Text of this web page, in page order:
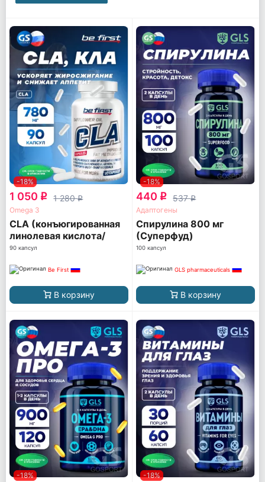
-18%
1 050 q 1 280q
Omega 3
CLA (конъюгированная
линолевая кислота/
КЛА/КЛК)
90 капсул
Be First
В корзину
-18%
440 q 537q
Адаптогены
Спирулина 800 мг
(Суперфуд)
100 капсул
GLS pharmaceuticals
В корзину
-18% -18%